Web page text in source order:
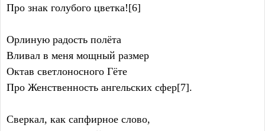
Про знак голубого цветка![6]
Орлиную радость полёта
Вливал в меня мощный размер
Октав светлоносного Гёте
Про Женственность ангельских сфер[7].
Сверкал, как сапфирное слово,